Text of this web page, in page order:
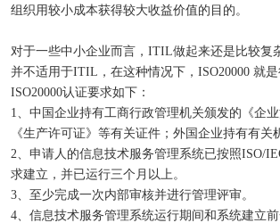
组织用较小成本获得较大收益价值的目的。
对于一些中小企业而言，ITIL做起来还是比较复
并不适用于ITIL，在这种情况下，ISO20000 就是
ISO20000认证要求如下：
1、中国企业持有工商行政管理机关颁发的《企业
《生产许可证》等有关证件；外国企业持有有关
2、申请人的信息技术服务管理系统已按照ISO/
求建立，并已运行三个月以上。
3、至少完成一次内部审核并进行管理评审。
4、信息技术服务管理系统运行期间和系统建立